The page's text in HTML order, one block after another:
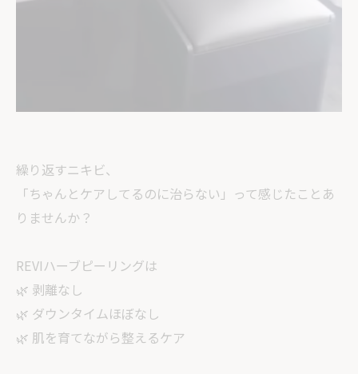
繰り返すニキビ、
「ちゃんとケアしてるのに治らない」って感じたことあ
りませんか？
REVIハーブピーリングは
🌿 剥離なし
🌿 ダウンタイムほぼなし
🌿 肌を育てながら整えるケア